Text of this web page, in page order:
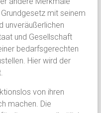
mit seinem
unveräußerlichen
und Gesellschaft
bedarfsgerechten
Hier wird der
von ihren
machen. Die